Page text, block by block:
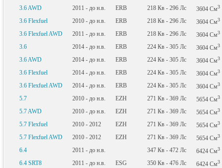
3.6 AWD 2011 - до н.в. ERB 218 Кв - 296 Лс 3604 См3
3.6 Flexfuel 2010 - до н.в. ERB 218 Кв - 296 Лс 3604 См3
3.6 Flexfuel AWD 2011 - до н.в. ERB 218 Кв - 296 Лс 3604 См3
3.6 2014 - до н.в. ERB 224 Кв - 305 Лс 3604 См3
3.6 AWD 2014 - до н.в. ERB 224 Кв - 305 Лс 3604 См3
3.6 Flexfuel 2014 - до н.в. ERB 224 Кв - 305 Лс 3604 См3
3.6 Flexfuel AWD 2014 - до н.в. ERB 224 Кв - 305 Лс 3604 См3
5.7 2010 - до н.в. EZH 271 Кв - 369 Лс 5654 См3
5.7 AWD 2010 - до н.в. EZH 271 Кв - 369 Лс 5654 См3
5.7 Flexfuel 2010 - 2012 EZH 271 Кв - 369 Лс 5654 См3
5.7 Flexfuel AWD 2010 - 2012 EZH 271 Кв - 369 Лс 5654 См3
6.4 2011 - до н.в. 347 Кв - 472 Лс 6424 См3
6.4 SRT8 2011 - до н.в. ESG 350 Кв - 476 Лс 6424 См3